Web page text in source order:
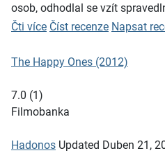
osob, odhodlal se vzít
Čti více Číst recenze Napsat
The Happy Ones (2012)
7.0 (1)
Filmobanka
Hadonos Updated Duben 21,